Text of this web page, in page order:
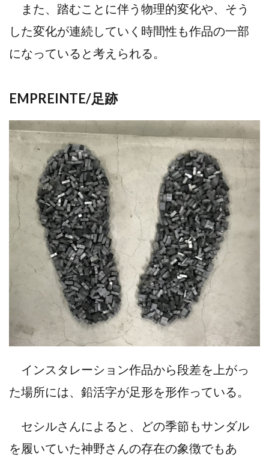
また、踏むことに伴う物理的変化や、そう
した変化が連続していく時間性も作品の一部
になっていると考えられる。
EMPREINTE/足跡
インスタレーション作品から段差を上がっ
た場所には、鉛活字が足形を形作っている。
セシルさんによると、どの季節もサンダル
を履いていた神野さんの存在の象徴でもあ